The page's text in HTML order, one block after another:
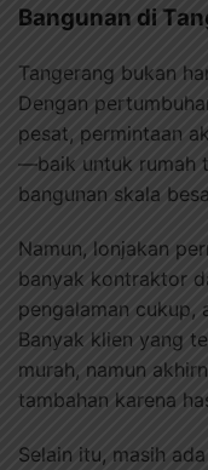
Bangunan di
Tangerang bukan
Dengan
pesat, permintaan
—baik untuk rumah
bangunan skala
Namun, lonjakan
banyak kontraktor
pengalaman cukup,
Banyak klien yang
murah, namun
tambahan karena
Selain itu, masih